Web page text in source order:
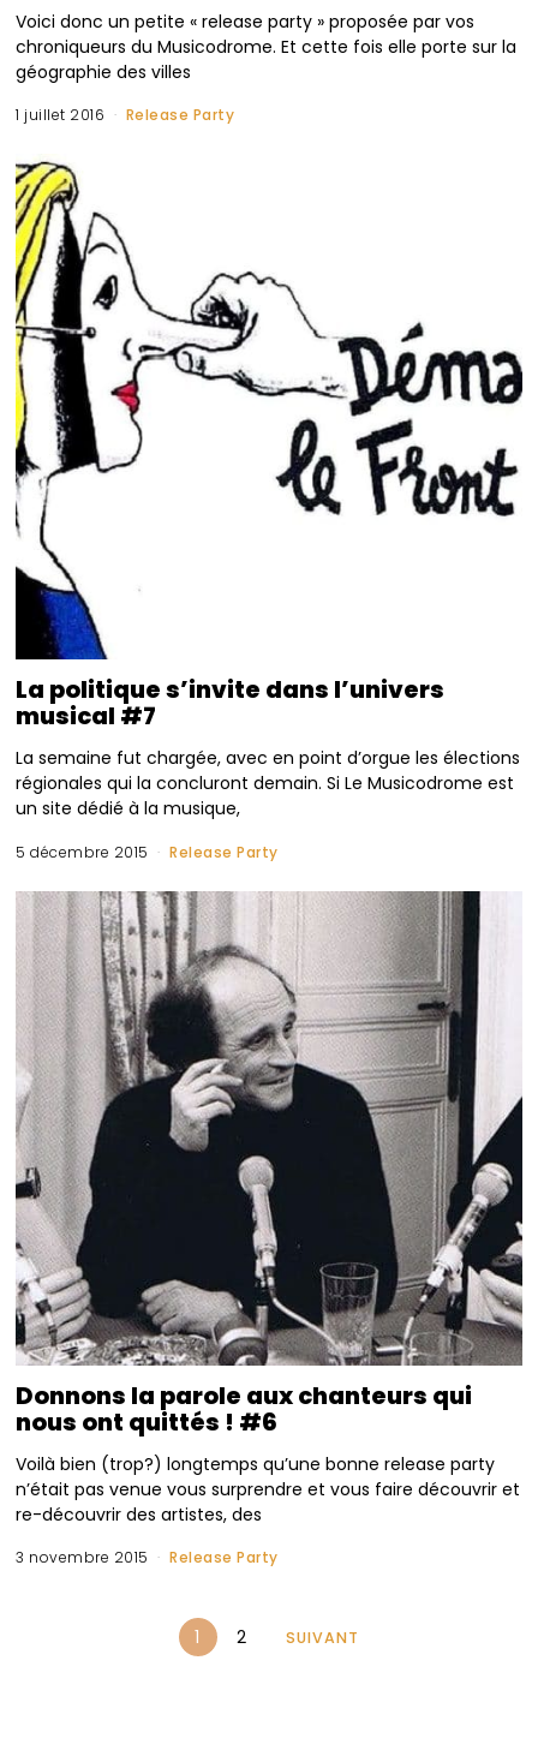
Voici donc un petite « release party » proposée par vos
chroniqueurs du Musicodrome. Et cette fois elle porte sur la
géographie des villes
1 juillet 2016 Release Party
La politique s’invite dans l’univers
musical #7
La semaine fut chargée, avec en point d’orgue les élections
régionales qui la concluront demain. Si Le Musicodrome est
un site dédié à la musique,
5 décembre 2015 Release Party
Donnons la parole aux chanteurs qui
nous ont quittés ! #6
Voilà bien (trop?) longtemps qu’une bonne release party
n’était pas venue vous surprendre et vous faire découvrir et
re-découvrir des artistes, des
3 novembre 2015 Release Party
1 2 SUIVANT